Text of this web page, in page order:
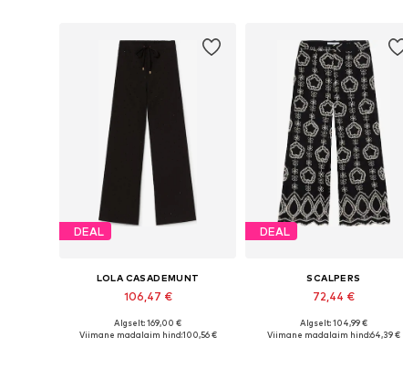
DEAL
LOLA CASADEMUNT
106,47 €
Algselt: 169,00 €
Viimane madalaim hind:100,56 €
DEAL
SCALPERS
72,44 €
Algselt: 104,99 €
Viimane madalaim hind:64,39 €